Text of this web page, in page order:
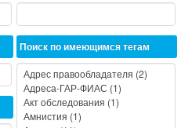
Поиск по имеющимся тегам